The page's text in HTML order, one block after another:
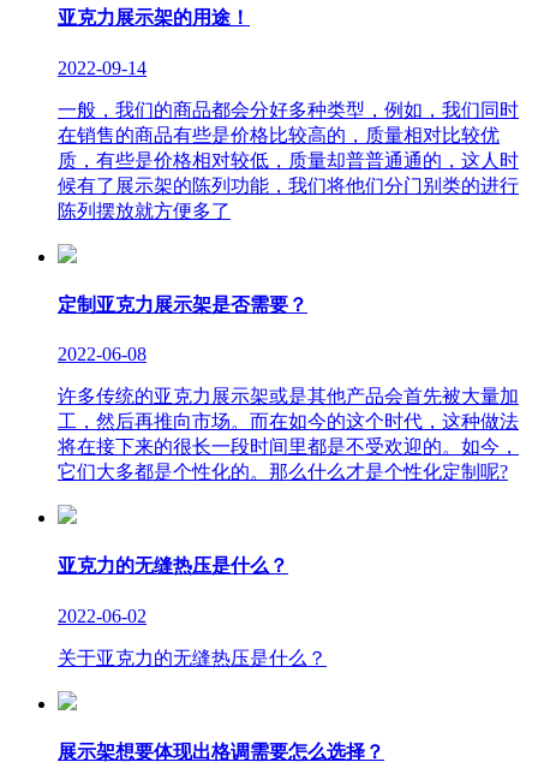
亚克力展示架的用途！
2022-09-14
一般，我们的商品都会分好多种类型，例如，我们同时
在销售的商品有些是价格比较高的，质量相对比较优
质，有些是价格相对较低，质量却普普通通的，这人时
候有了展示架的陈列功能，我们将他们分门别类的进行
陈列摆放就方便多了
定制亚克力展示架是否需要？
2022-06-08
许多传统的亚克力展示架或是其他产品会首先被大量加
工，然后再推向市场。而在如今的这个时代，这种做法
将在接下来的很长一段时间里都是不受欢迎的。如今，
它们大多都是个性化的。那么什么才是个性化定制呢?
亚克力的无缝热压是什么？
2022-06-02
关于亚克力的无缝热压是什么？
展示架想要体现出格调需要怎么选择？